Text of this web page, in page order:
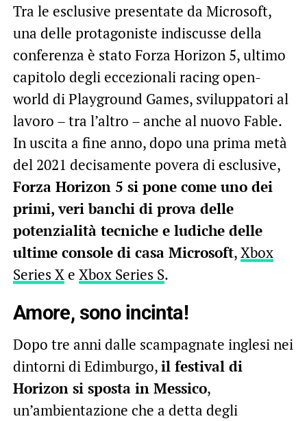
Tra le esclusive presentate da Microsoft,
una delle protagoniste indiscusse della
conferenza è stato Forza Horizon 5, ultimo
capitolo degli eccezionali racing open-
world di Playground Games, sviluppatori al
lavoro – tra l’altro – anche al nuovo Fable.
In uscita a fine anno, dopo una prima metà
del 2021 decisamente povera di esclusive,
Forza Horizon 5 si pone come uno dei
primi, veri banchi di prova delle
potenzialità tecniche e ludiche delle
ultime console di casa Microsoft,Xbox
Series Xe Xbox Series S.
Amore, sono incinta!
Dopo tre anni dalle scampagnate inglesi nei
dintorni di Edimburgo,il festival di
Horizon si sposta in Messico,
un’ambientazione che a detta degli